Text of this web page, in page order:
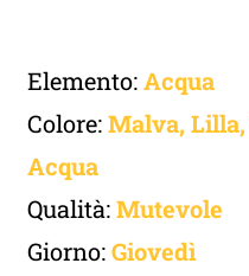
Elemento:Acqua
Colore:Malva,
Acqua
Qualità:Mutevole
Giorno:Giovedì